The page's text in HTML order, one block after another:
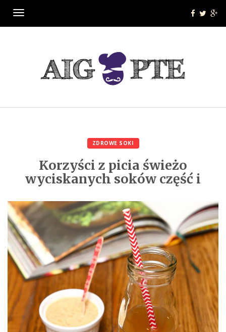
Menu
ZDROWE SOKI
Korzyści z picia świeżo
wyciskanych soków część i